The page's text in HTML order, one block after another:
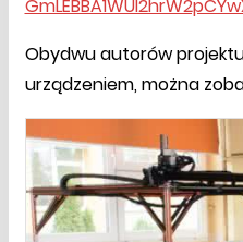
Obydwu autorów
urządzeniem, można